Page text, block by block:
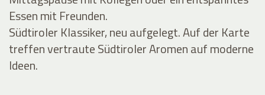
Essen mit Freunden.
Südtiroler Klassiker, neu aufgelegt. Auf der Karte
treffen vertraute Südtiroler Aromen auf moderne
Ideen.